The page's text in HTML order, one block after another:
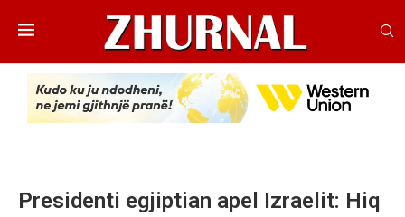
Presidenti egjiptian apel Izraelit: Hiq